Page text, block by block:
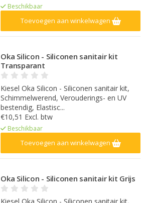
Beschikbaar
Toevoegen aan winkelwagen
Oka Silicon - Siliconen sanitair kit
Transparant
Kiesel Oka Silicon - Siliconen sanitair kit,
Schimmelwerend, Verouderings- en UV
bestendig, Elastisc...
€10,51 Excl. btw
Beschikbaar
Toevoegen aan winkelwagen
Oka Silicon - Siliconen sanitair kit Grijs